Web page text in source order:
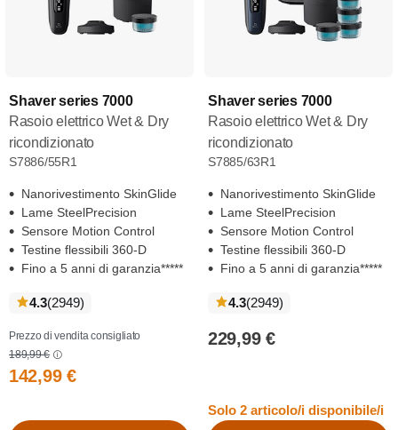
Shaver series 7000
Rasoio elettrico Wet & Dry
ricondizionato
S7886/55R1
Nanorivestimento SkinGlide
Lame SteelPrecision
Sensore Motion Control
Testine flessibili 360-D
Fino a 5 anni di garanzia*****
4.3(2949recensioni
)
Prezzo di vendita consigliato
189,99 €
142,99 €
Shaver series 7000
Rasoio elettrico Wet & Dry
ricondizionato
S7885/63R1
Nanorivestimento SkinGlide
Lame SteelPrecision
Sensore Motion Control
Testine flessibili 360-D
Fino a 5 anni di garanzia*****
4.3(2949recensioni
)
229,99 €
Solo 2 articolo/i disponibile/i